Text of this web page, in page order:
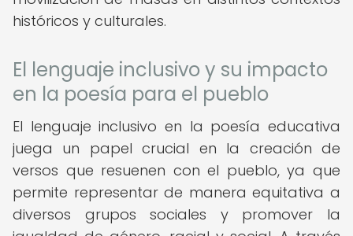
históricos y culturales.
El lenguaje inclusivo y su impacto
en la poesía para el pueblo
El lenguaje inclusivo en la poesía educativa
juega un papel crucial en la creación de
versos que resuenen con el pueblo, ya que
permite representar de manera equitativa a
diversos grupos sociales y promover la